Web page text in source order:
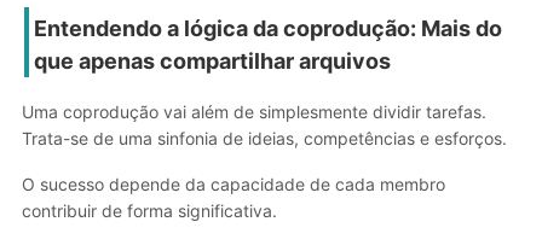
Entendendo a lógica da coprodução: Mais do
que apenas compartilhar arquivos
Uma coprodução vai além de simplesmente dividir tarefas.
Trata-se de uma sinfonia de ideias, competências e esforços.
O sucesso depende da capacidade de cada membro
contribuir de forma significativa.